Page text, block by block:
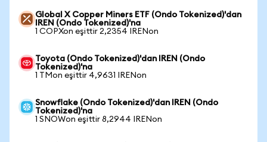
Global X Copper Miners ETF (Ondo Tokenized)'dan
IREN (Ondo Tokenized)'na
1 COPXon eşittir 2,2354 IRENon
Toyota (Ondo Tokenized)'dan IREN (Ondo
Tokenized)'na
1 TMon eşittir 4,9631 IRENon
Snowflake (Ondo Tokenized)'dan IREN (Ondo
Tokenized)'na
1 SNOWon eşittir 8,2944 IRENon